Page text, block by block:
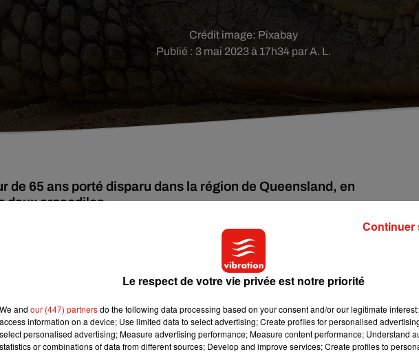
Publié : 3 mai 2023 à 17h34 par A. L.
Crédit image: Pixabay
de 65 ans porté disparu dans la région de Queensland, en
deux crocodiles.
dans des eaux infestées de crocodiles, dans la région de Queensland, dans le
dernier. Malheureusement, cet homme de 65 ans n'est jamais revenu.
"crier et hurler très fort"
Le respect de votre vie privée est notre priorité
We and our (447) partnersdo the following data processing based on your consent and/or our legitimate
access information on a device; Use limited data to select advertising; Create profiles for personalised
select personalised advertising; Measure advertising performance; Measure content performance; Understand
statistics or combinations of data from different sources; Develop and improve services; Create profiles to
Continuer